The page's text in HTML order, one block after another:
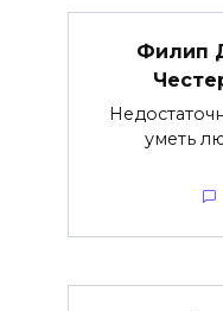
Филип
уметь